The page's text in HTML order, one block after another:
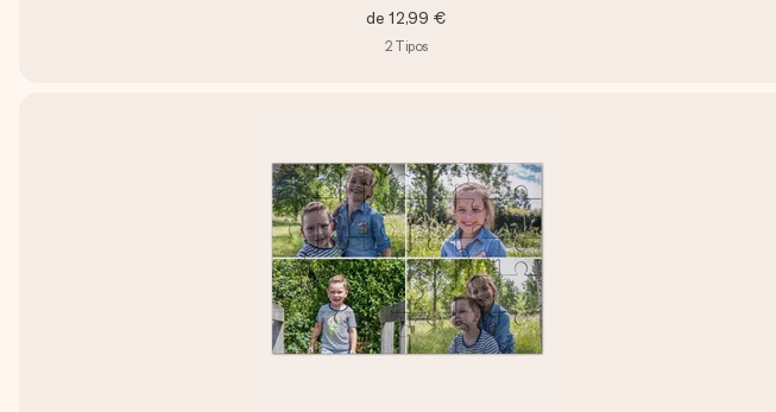
de 12,99 €
2 Tipos